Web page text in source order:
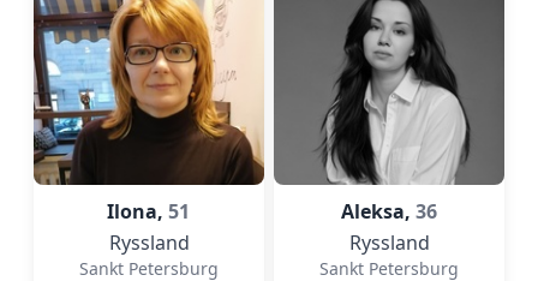
Ilona,51
Ryssland
Sankt Petersburg
Aleksa, 36
Ryssland
Sankt Petersburg